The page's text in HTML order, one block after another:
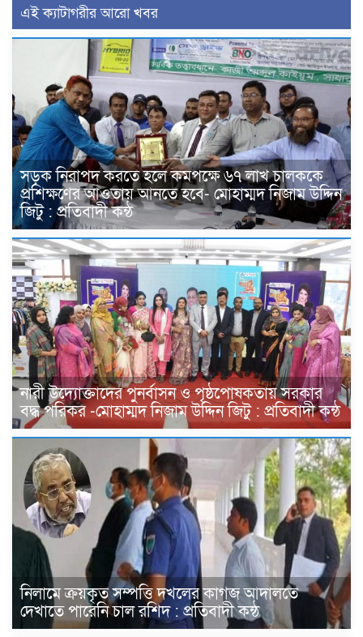
এই ক্যাটাগরীর আরো খবর
সড়ক নিরাপদ করতে হলে কমপক্ষে ৬৭ লাখ চালককে
প্রশিক্ষণের আওতায় আনতে হবে- মোহাম্মদ নিজাম উদ্দিন
জিটু : প্রতিবাদী কন্ঠ
নারী উদ্যোক্তাদের পুনর্বাসন ও পৃষ্ঠপোষকতায় সরকার
বদ্ধ পরিকর -মোহাম্মদ নিজাম উদ্দিন জিটু : প্রতিবাদী কন্ঠ
নিলামে ক্রয়কৃত সম্পত্তি দখলের কাগজ আদালতে
দেখাতে পারেনি চাল রশিদ : প্রতিবাদী কন্ঠ